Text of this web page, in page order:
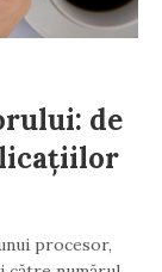
de
procesor,